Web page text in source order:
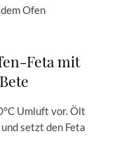
Feta mit
Umluft vor. Ölt
setzt den Feta